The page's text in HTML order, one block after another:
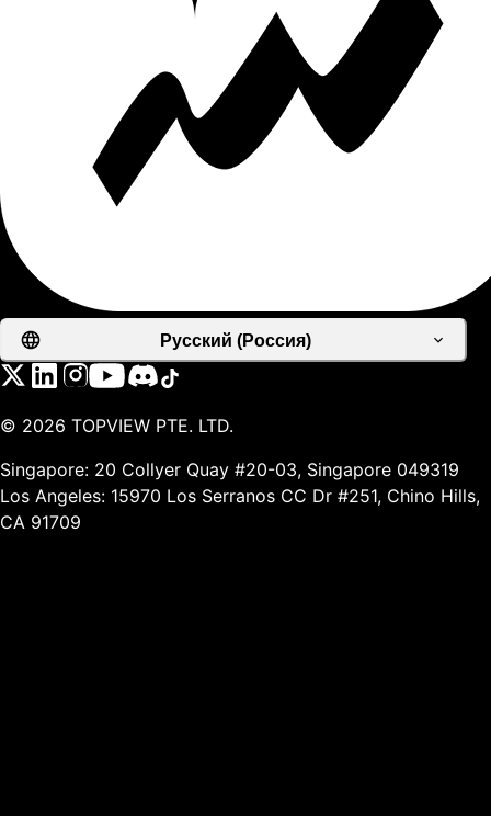
Русский (Россия)
© 2026 TOPVIEW PTE. LTD.
Singapore: 20 Collyer Quay #20-03, Singapore 049319
Los Angeles: 15970 Los Serranos CC Dr #251, Chino Hills,
CA 91709